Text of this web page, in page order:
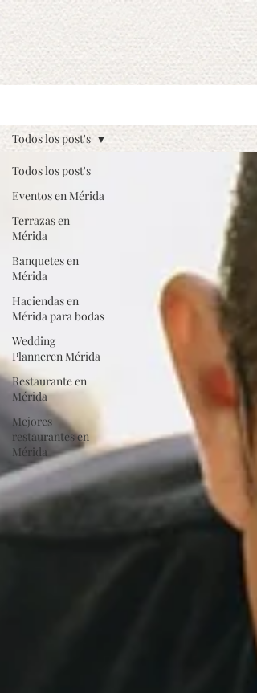
Todos los post's
Eventos en Mérida
Terrazas en
Mérida
Banquetes en
Mérida
Haciendas en
Mérida para bodas
Wedding
Planneren Mérida
Restaurante en
Mérida
Mejores
restaurantes en
Mérida
Todos los post's